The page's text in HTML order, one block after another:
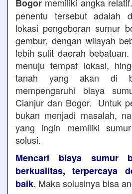
Bogor
penentu tersebut adalah
lokasi pengeboran sumur
gembur, dengan wilayah
lebih sulit daerah
menuju tempat lokasi,
tanah yang akan di
mempengaruhi biaya
Cianjur dan Bogor. Untuk
bukan menjadi masalah,
yang ingin memiliki
solusi.
Mencari biaya sumur
berkualitas, terpercaya
baik. Maka solusinya bisa